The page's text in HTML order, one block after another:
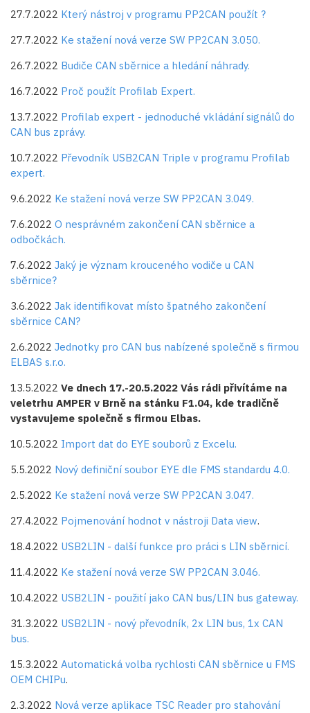
27.7.2022 Který nástroj v programu PP2CAN použít ?
27.7.2022 Ke stažení nová verze SW PP2CAN 3.050.
26.7.2022 Budiče CAN sběrnice a hledání náhrady.
16.7.2022 Proč použít Profilab Expert.
13.7.2022 Profilab expert - jednoduché vkládání signálů do
CAN bus zprávy.
10.7.2022 Převodník USB2CAN Triple v programu Profilab
expert.
9.6.2022 Ke stažení nová verze SW PP2CAN 3.049.
7.6.2022 O nesprávném zakončení CAN sběrnice a
odbočkách.
7.6.2022 Jaký je význam krouceného vodiče u CAN
sběrnice?
3.6.2022 Jak identifikovat místo špatného zakončení
sběrnice CAN?
2.6.2022 Jednotky pro CAN bus nabízené společně s firmou
ELBAS s.r.o.
13.5.2022 Ve dnech 17.-20.5.2022 Vás rádi přivítáme na
veletrhu AMPER v Brně na stánku F1.04, kde tradičně
vystavujeme společně s firmou Elbas.
10.5.2022 Import dat do EYE souborů z Excelu.
5.5.2022 Nový definiční soubor EYE dle FMS standardu 4.0.
2.5.2022 Ke stažení nová verze SW PP2CAN 3.047.
27.4.2022 Pojmenování hodnot v nástroji Data view.
18.4.2022 USB2LIN - další funkce pro práci s LIN sběrnicí.
11.4.2022 Ke stažení nová verze SW PP2CAN 3.046.
10.4.2022 USB2LIN - použití jako CAN bus/LIN bus gateway.
31.3.2022 USB2LIN - nový převodník, 2x LIN bus, 1x CAN
bus.
15.3.2022 Automatická volba rychlosti CAN sběrnice u FMS
OEM CHIPu.
2.3.2022 Nová verze aplikace TSC Reader pro stahování